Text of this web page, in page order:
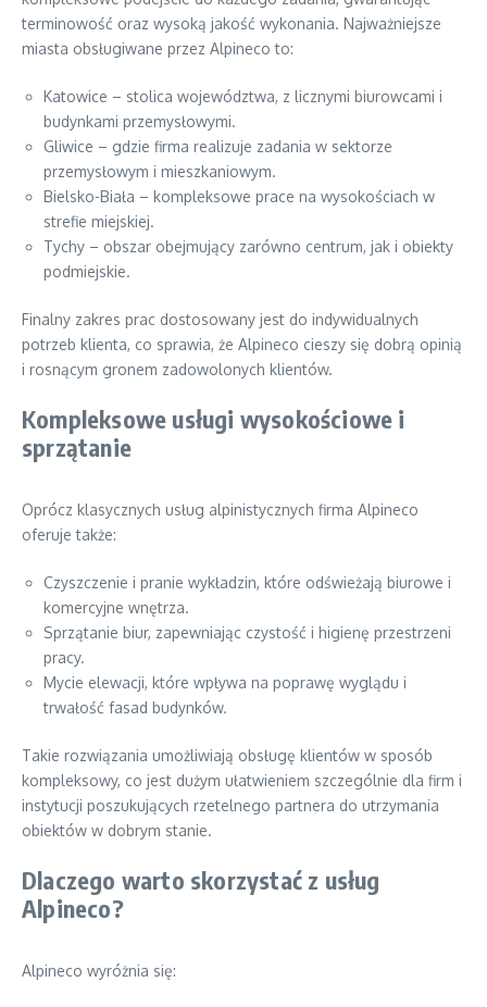
terminowość oraz wysoką jakość wykonania. Najważniejsze
miasta obsługiwane przez Alpineco to:
Katowice – stolica województwa, z licznymi biurowcami i
budynkami przemysłowymi.
Gliwice – gdzie firma realizuje zadania w sektorze
przemysłowym i mieszkaniowym.
Bielsko-Biała – kompleksowe prace na wysokościach w
strefie miejskiej.
Tychy – obszar obejmujący zarówno centrum, jak i obiekty
podmiejskie.
Finalny zakres prac dostosowany jest do indywidualnych
potrzeb klienta, co sprawia, że Alpineco cieszy się dobrą opinią
i rosnącym gronem zadowolonych klientów.
Kompleksowe usługi wysokościowe i
sprzątanie
Oprócz klasycznych usług alpinistycznych firma Alpineco
oferuje także:
Czyszczenie i pranie wykładzin, które odświeżają biurowe i
komercyjne wnętrza.
Sprzątanie biur, zapewniając czystość i higienę przestrzeni
pracy.
Mycie elewacji, które wpływa na poprawę wyglądu i
trwałość fasad budynków.
Takie rozwiązania umożliwiają obsługę klientów w sposób
kompleksowy, co jest dużym ułatwieniem szczególnie dla firm i
instytucji poszukujących rzetelnego partnera do utrzymania
obiektów w dobrym stanie.
Dlaczego warto skorzystać z usług
Alpineco?
Alpineco wyróżnia się: